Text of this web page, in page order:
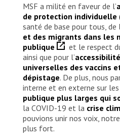
MSF a milité en faveur de l’
de protection individuelle
santé de base pour tous, de
et des migrants dans les
publique
et le respect
ainsi que pour l’
universelles des vaccins
dépistage. De plus, nous
interne et en externe sur les
publique plus larges qui
la COVID-19 et la crise
pouvions unir nos voix,
plus fort.